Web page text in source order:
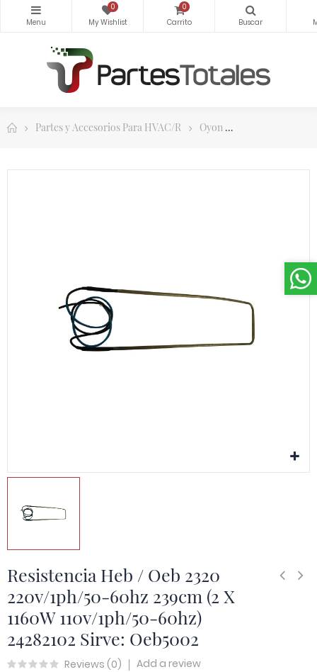
0 0
Partes y Accesorios Para HVAC/R Oyon
Resistencia Heb / Oeb 2320
220v/1ph/50-60hz 239cm (2 X
1160W 110v/1ph/50-60hz)
24282102 Sirve: Oeb5002
Reviews (0) Add a review